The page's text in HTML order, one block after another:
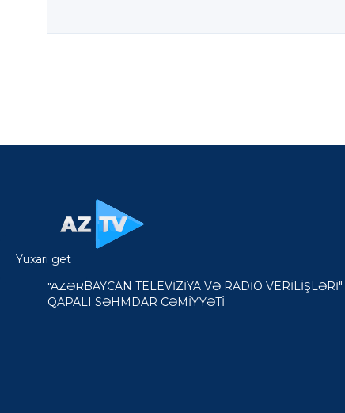
"AZƏRBAYCAN TELEVİZİYA VƏ RADİO VERİLİŞLƏRİ"
QAPALI SƏHMDAR CƏMİYYƏTİ
Yuxarı get